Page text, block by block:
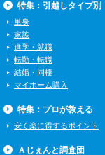
特集：引越しタイプ別
単身
家族
進学・就職
転勤・転職
結婚・同棲
マイホーム購入
特集：プロが教える
安く楽に得するポイント
Ａじぇんと調査団